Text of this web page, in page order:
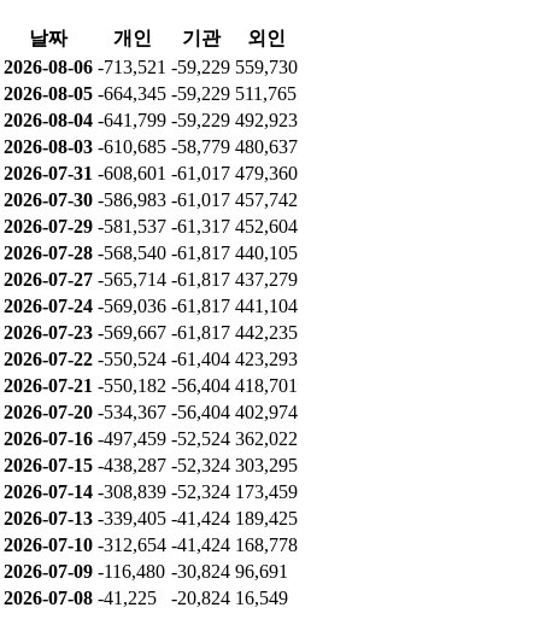
날짜 개인 기관
외인
2026-08-06 -713,521 -59,229 559,730
2026-08-05 -664,345 -59,229 511,765
2026-08-04 -641,799 -59,229 492,923
2026-08-03 -610,685 -58,779 480,637
2026-07-31 -608,601 -61,017 479,360
2026-07-30 -586,983 -61,017 457,742
2026-07-29 -581,537 -61,317 452,604
2026-07-28 -568,540 -61,817 440,105
2026-07-27 -565,714 -61,817 437,279
2026-07-24 -569,036 -61,817 441,104
2026-07-23 -569,667 -61,817 442,235
2026-07-22 -550,524 -61,404 423,293
2026-07-21 -550,182 -56,404 418,701
2026-07-20 -534,367 -56,404 402,974
2026-07-16 -497,459 -52,524 362,022
2026-07-15 -438,287 -52,324 303,295
2026-07-14 -308,839 -52,324 173,459
2026-07-13 -339,405 -41,424 189,425
2026-07-10 -312,654 -41,424 168,778
2026-07-09 -116,480 -30,824 96,691
2026-07-08 -41,225 -20,824 16,549